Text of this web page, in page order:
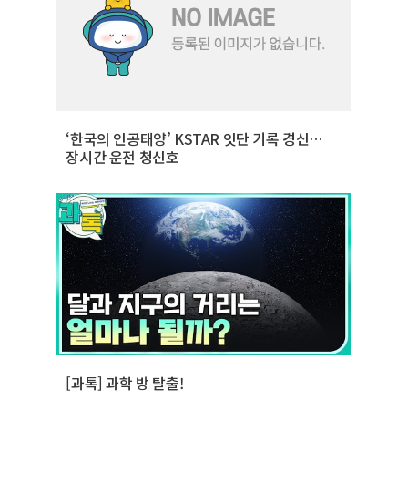
‘한국의 인공태양’ KSTAR 잇단 기록 경신…
장시간 운전 청신호
[과톡] 과학 방 탈출!